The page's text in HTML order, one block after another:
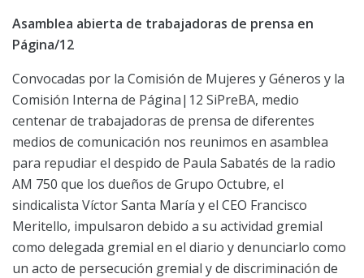
Asamblea abierta de trabajadoras de prensa en
Página/12
Convocadas por la Comisión de Mujeres y Géneros y la
Comisión Interna de Página|12 SiPreBA, medio
centenar de trabajadoras de prensa de diferentes
medios de comunicación nos reunimos en asamblea
para repudiar el despido de Paula Sabatés de la radio
AM 750 que los dueños de Grupo Octubre, el
sindicalista Víctor Santa María y el CEO Francisco
Meritello, impulsaron debido a su actividad gremial
como delegada gremial en el diario y denunciarlo como
un acto de persecución gremial y de discriminación de